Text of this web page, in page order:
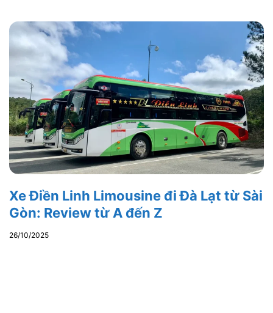
Xe Điền Linh Limousine đi Đà Lạt từ Sài
Gòn: Review từ A đến Z
26/10/2025